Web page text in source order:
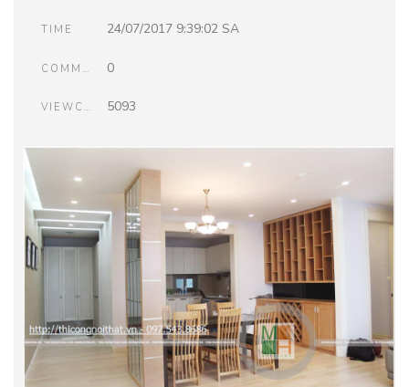
TIME 24/07/2017 9:39:02 SA
COMMENTS 0
VIEWCOUNT 5093